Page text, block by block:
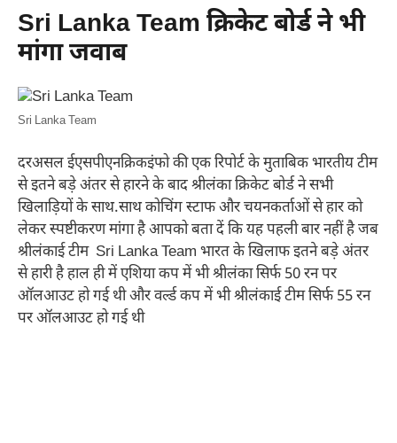
Sri Lanka Team क्रिकेट बोर्ड ने भी
मांगा जवाब
Sri Lanka Team
दरअसल ईएसपीएनक्रिकइंफो की एक रिपोर्ट के मुताबिक भारतीय टीम
से इतने बड़े अंतर से हारने के बाद श्रीलंका क्रिकेट बोर्ड ने सभी
खिलाड़ियों के साथ.साथ कोचिंग स्टाफ और चयनकर्ताओं से हार को
लेकर स्पष्टीकरण मांगा है आपको बता दें कि यह पहली बार नहीं है जब
श्रीलंकाई टीम Sri Lanka Team भारत के खिलाफ इतने बड़े अंतर
से हारी है हाल ही में एशिया कप में भी श्रीलंका सिर्फ 50 रन पर
ऑलआउट हो गई थी और वर्ल्ड कप में भी श्रीलंकाई टीम सिर्फ 55 रन
पर ऑलआउट हो गई थी